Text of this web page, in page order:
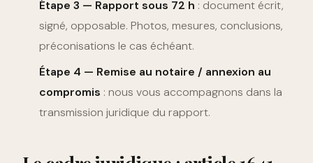
Étape 3 — Rapport sous 72 h : document écrit,
signé, opposable. Photos, mesures, conclusions,
préconisations le cas échéant.
Étape 4 — Remise au notaire / annexion au
compromis : nous vous accompagnons dans la
transmission juridique du rapport.